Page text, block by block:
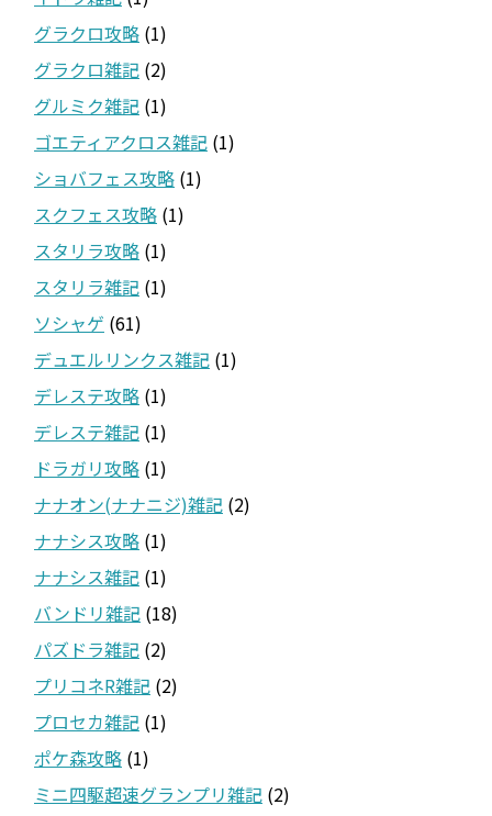
グラクロ攻略 (1)
グラクロ雑記 (2)
グルミク雑記 (1)
ゴエティアクロス雑記 (1)
ショバフェス攻略 (1)
スクフェス攻略 (1)
スタリラ攻略 (1)
スタリラ雑記 (1)
ソシャゲ (61)
デュエルリンクス雑記 (1)
デレステ攻略 (1)
デレステ雑記 (1)
ドラガリ攻略 (1)
ナナオン(ナナニジ)雑記 (2)
ナナシス攻略 (1)
ナナシス雑記 (1)
バンドリ雑記 (18)
パズドラ雑記 (2)
プリコネR雑記 (2)
プロセカ雑記 (1)
ポケ森攻略 (1)
ミニ四駆超速グランプリ雑記 (2)